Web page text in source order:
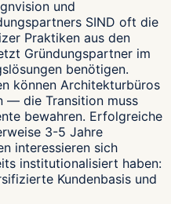
und
SIND oft die
Praktiken aus den
Gründungspartner im
benötigen.
können Architekturbüros
— die Transition muss
bewahren. Erfolgreiche
3-5 Jahre
interessieren sich
institutionalisiert haben:
Kundenbasis und